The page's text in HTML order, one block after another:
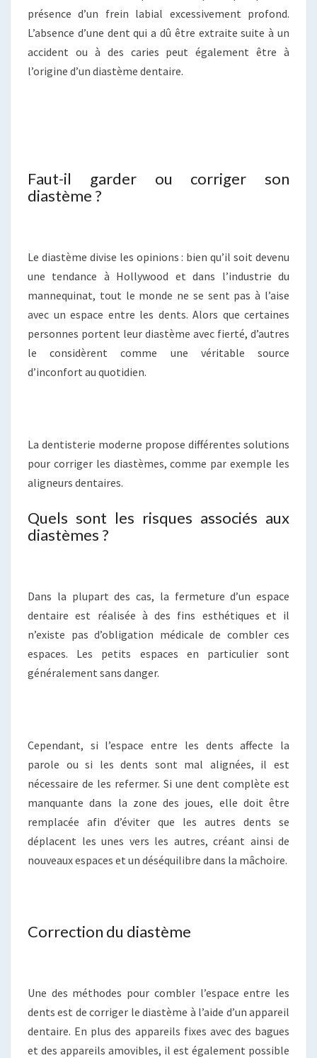
présence d’un frein labial excessivement profond.
L’absence d’une dent qui a dû être extraite suite à un
accident ou à des caries peut également être à
l’origine d’un diastème dentaire.
Faut-il garder ou corriger son
diastème ?
Le diastème divise les opinions : bien qu’il soit devenu
une tendance à Hollywood et dans l’industrie du
mannequinat, tout le monde ne se sent pas à l’aise
avec un espace entre les dents. Alors que certaines
personnes portent leur diastème avec fierté, d’autres
le considèrent comme une véritable source
d’inconfort au quotidien.
La dentisterie moderne propose différentes solutions
pour corriger les diastèmes, comme par exemple les
aligneurs dentaires.
Quels sont les risques associés aux
diastèmes ?
Dans la plupart des cas, la fermeture d’un espace
dentaire est réalisée à des fins esthétiques et il
n’existe pas d’obligation médicale de combler ces
espaces. Les petits espaces en particulier sont
généralement sans danger.
Cependant, si l’espace entre les dents affecte la
parole ou si les dents sont mal alignées, il est
nécessaire de les refermer. Si une dent complète est
manquante dans la zone des joues, elle doit être
remplacée afin d’éviter que les autres dents se
déplacent les unes vers les autres, créant ainsi de
nouveaux espaces et un déséquilibre dans la mâchoire.
Correction du diastème
Une des méthodes pour combler l’espace entre les
dents est de corriger le diastème à l’aide d’un appareil
dentaire. En plus des appareils fixes avec des bagues
et des appareils amovibles, il est également possible